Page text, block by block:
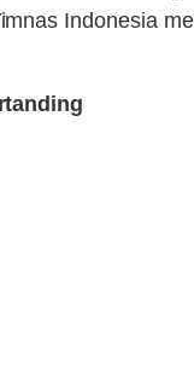
Indonesia